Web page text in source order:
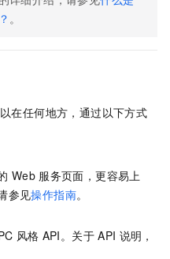
。
在任何地方，通过以下方式
Web 服务页面，更容易上
参见操作指南。
风格 API。关于 API 说明，